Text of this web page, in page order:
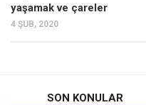
yaşamak ve çareler
4 ŞUB, 2020
SON KONULAR